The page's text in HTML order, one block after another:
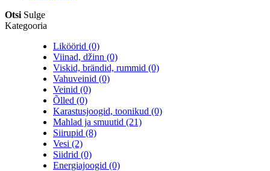
Otsi Sulge
Kategooria
Liköörid (0)
Viinad, džinn (0)
Viskid, brändid, rummid (0)
Vahuveinid (0)
Veinid (0)
Õlled (0)
Karastusjoogid, toonikud (0)
Mahlad ja smuutid (21)
Siirupid (8)
Vesi (2)
Siidrid (0)
Energiajoogid (0)